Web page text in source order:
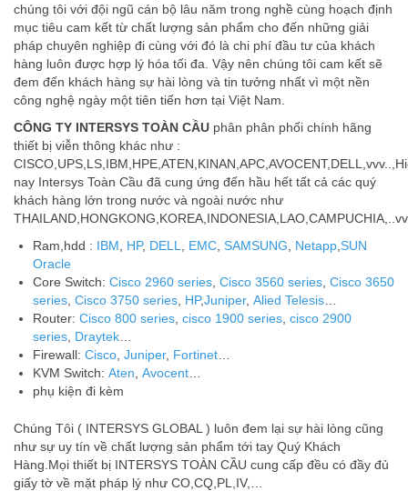
chúng tôi với đội ngũ cán bộ lâu năm trong nghề cùng hoạch định
mục tiêu cam kết từ chất lượng sản phẩm cho đến những giải
pháp chuyên nghiệp đi cùng với đó là chi phí đầu tư của khách
hàng luôn được hợp lý hóa tối đa. Vậy nên chúng tôi cam kết sẽ
đem đến khách hàng sự hài lòng và tin tưởng nhất vì một nền
công nghệ ngày một tiên tiến hơn tại Việt Nam.
CÔNG TY INTERSYS TOÀN CẦU phân phân phối chính hãng
thiết bị viễn thông khác như :
nay Intersys Toàn Cầu đã cung ứng đến hầu hết tất cả các quý
khách hàng lớn trong nước và ngoài nước như
Ram,hdd : IBM, HP, DELL, EMC, SAMSUNG, Netapp,SUN
Oracle
Core Switch: Cisco 2960 series, Cisco 3560 series, Cisco 3650
series, Cisco 3750 series, HP,Juniper, Alied Telesis…
Router: Cisco 800 series, cisco 1900 series, cisco 2900
series, Draytek…
Firewall: Cisco, Juniper, Fortinet…
KVM Switch: Aten, Avocent…
phụ kiện đi kèm
Chúng Tôi ( INTERSYS GLOBAL ) luôn đem lại sự hài lòng cũng
như sự uy tín về chất lượng sản phẩm tới tay Quý Khách
Hàng.Mọi thiết bị INTERSYS TOÀN CẦU cung cấp đều có đầy đủ
giấy tờ về mặt pháp lý như CO,CQ,PL,IV,…